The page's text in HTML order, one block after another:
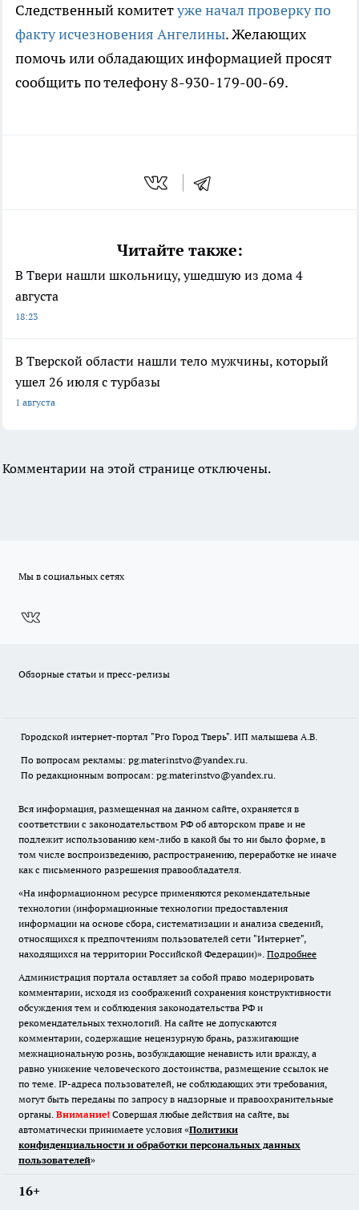
Следственный комитетуже начал проверку по
факту исчезновения Ангелины. Желающих
помочь или обладающих информацией просят
сообщить по телефону 8-930-179-00-69.
Читайте также:
В Твери нашли школьницу, ушедшую из дома 4
августа
18:23
В Тверской области нашли тело мужчины, который
ушел 26 июля с турбазы
1 августа
Комментарии на этой странице отключены.
Мы в социальных сетях
Обзорные статьи и пресс-релизы
Городской интернет-портал "Pro Город Тверь". ИП малышева А.В.
По вопросам рекламы: pg.materinstvo@yandex.ru.
По редакционным вопросам: pg.materinstvo@yandex.ru.
Вся информация, размещенная на данном сайте, охраняется в
соответствии с законодательством РФ об авторском праве и не
подлежит использованию кем-либо в какой бы то ни было форме, в
том числе воспроизведению, распространению, переработке не иначе
как с письменного разрешения правообладателя.
«На информационном ресурсе применяются рекомендательные
технологии (информационные технологии предоставления
информации на основе сбора, систематизации и анализа сведений,
относящихся к предпочтениям пользователей сети "Интернет",
находящихся на территории Российской Федерации)». Подробнее
Администрация портала оставляет за собой право модерировать
комментарии, исходя из соображений сохранения конструктивности
обсуждения тем и соблюдения законодательства РФ и
рекомендательных технологий. На сайте не допускаются
комментарии, содержащие нецензурную брань, разжигающие
межнациональную рознь, возбуждающие ненависть или вражду, а
равно унижение человеческого достоинства, размещение ссылок не
по теме. IP-адреса пользователей, не соблюдающих эти требования,
могут быть переданы по запросу в надзорные и правоохранительные
органы. Внимание! Совершая любые действия на сайте, вы
автоматически принимаете условия «Политики
конфиденциальности и обработки персональных данных
пользователей»
16+